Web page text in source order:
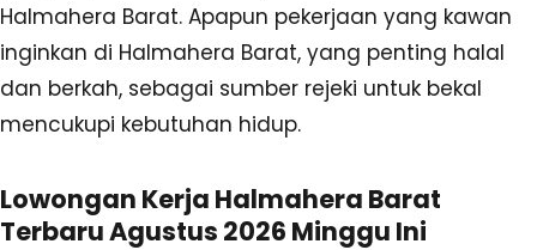
Halmahera Barat. Apapun pekerjaan yang kawan
inginkan di Halmahera Barat, yang penting halal
dan berkah, sebagai sumber rejeki untuk bekal
mencukupi kebutuhan hidup.
Lowongan Kerja Halmahera Barat
Terbaru Agustus 2026 Minggu Ini